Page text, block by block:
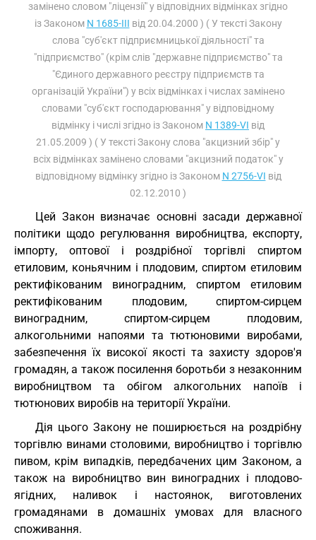
замінено словом "ліцензії" у відповідних відмінках згідно
із Законом N 1685-III від 20.04.2000 ) ( У тексті Закону
слова "суб'єкт підприємницької діяльності" та
"підприємство" (крім слів "державне підприємство" та
"Єдиного державного реєстру підприємств та
організацій України") у всіх відмінках і числах замінено
словами "суб'єкт господарювання" у відповідному
відмінку і числі згідно із Законом N 1389-VI від
21.05.2009 ) ( У тексті Закону слова "акцизний збір" у
всіх відмінках замінено словами "акцизний податок" у
відповідному відмінку згідно із Законом N 2756-VI від
02.12.2010 )
Цей Закон визначає основні засади державної
політики щодо регулювання виробництва, експорту,
імпорту, оптової і роздрібної торгівлі спиртом
етиловим, коньячним і плодовим, спиртом етиловим
ректифікованим виноградним, спиртом етиловим
ректифікованим плодовим, спиртом-сирцем
виноградним, спиртом-сирцем плодовим,
алкогольними напоями та тютюновими виробами,
забезпечення їх високої якості та захисту здоров'я
громадян, а також посилення боротьби з незаконним
виробництвом та обігом алкогольних напоїв і
тютюнових виробів на території України.
Дія цього Закону не поширюється на роздрібну
торгівлю винами столовими, виробництво і торгівлю
пивом, крім випадків, передбачених цим Законом, а
також на виробництво вин виноградних і плодово-
ягідних, наливок і настоянок, виготовлених
громадянами в домашніх умовах для власного
споживання.